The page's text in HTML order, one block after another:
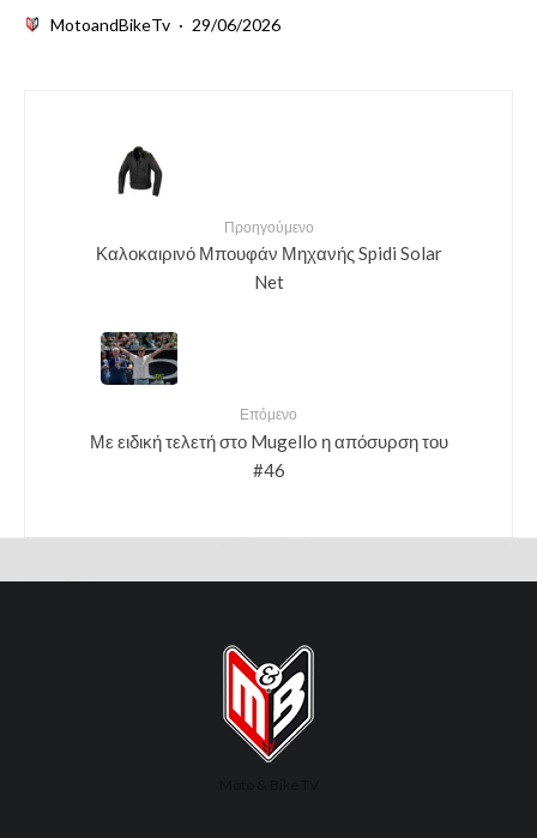
MotoandBikeTv · 29/06/2026
Προηγούμενο
Καλοκαιρινό Μπουφάν Μηχανής Spidi Solar
Net
Επόμενο
Με ειδική τελετή στο Mugello η απόσυρση του
#46